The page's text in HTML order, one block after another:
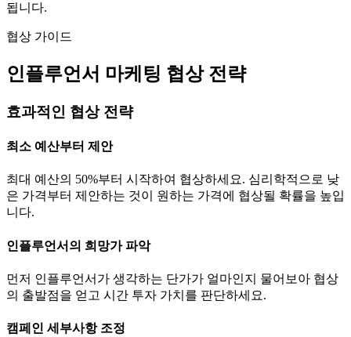
됩니다.
협상 가이드
인플루언서 마케팅 협상 전략
효과적인 협상 전략
최소 예산부터 제안
최대 예산의 50%부터 시작하여 협상하세요. 심리학적으로 낮
은 가격부터 제안하는 것이 원하는 가격에 협상될 확률을 높입
니다.
인플루언서의 희망가 파악
먼저 인플루언서가 생각하는 단가가 얼마인지 물어보아 협상
의 출발점을 얻고 시간 투자 가치를 판단하세요.
캠페인 세부사항 조정